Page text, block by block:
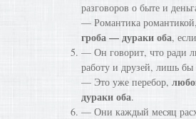
разговоров о быте и
— Романтика
гроба — дураки оба,
— Он говорит, что ради
работу и друзей, лишь бы
— Это уже перебор,
дураки оба.
— Они каждый месяц